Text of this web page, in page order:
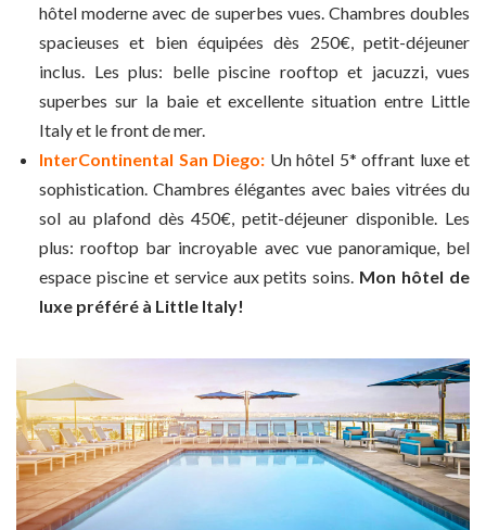
hôtel moderne avec de superbes vues. Chambres doubles
spacieuses et bien équipées dès 250€, petit-déjeuner
inclus. Les plus: belle piscine rooftop et jacuzzi, vues
superbes sur la baie et excellente situation entre Little
Italy et le front de mer.
InterContinental San Diego: Un hôtel 5* offrant luxe et
sophistication. Chambres élégantes avec baies vitrées du
sol au plafond dès 450€, petit-déjeuner disponible. Les
plus: rooftop bar incroyable avec vue panoramique, bel
espace piscine et service aux petits soins. Mon hôtel de
luxe préféré à Little Italy!